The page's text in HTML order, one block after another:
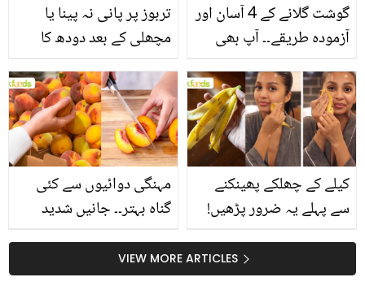
تربوز پر پانی نہ پینا یا
مچھلی کے بعد دودھ کا
سے متعلق غلط فہمیوں کی
حقیقت کیا ہے اور افواہ
کیا؟
گوشت گلانے کے 4 آسان اور
آزمودہ طریقے۔۔ آپ بھی
بتائے راز
مہنگی دوائیوں سے کئی
گناہ بہتر۔۔ جانیں شدید
کیوں کھانا چاہیے؟
کیلے کے چھلکے پھینکنے
سے پہلے یہ ضرور پڑھیں!
سستا اور قدرتی حلVIEW MORE ARTICLES